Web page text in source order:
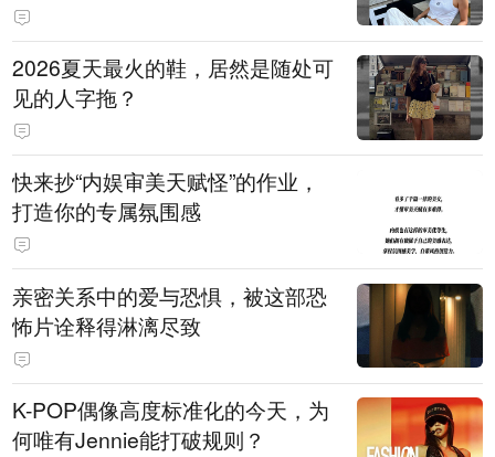
2026夏天最火的鞋，居然是随处可
见的人字拖？
快来抄“内娱审美天赋怪”的作业，
打造你的专属氛围感
亲密关系中的爱与恐惧，被这部恐
怖片诠释得淋漓尽致
K-POP偶像高度标准化的今天，为
何唯有Jennie能打破规则？